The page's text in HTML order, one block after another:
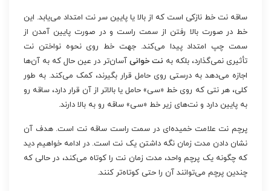
ساقه نت خط نازکی است که از بالا یا پایین سر نت امتداد می‌یابد. این
خط در صورت بالا رفتن از سمت راست و در صورت پایین آمدن از
سمت چپ امتداد پیدا می‌کند. جهت خط روی نحوه نواختن نت
تأثیری نمی‌گذارد، بلکه به نت خوانی آسان‌تر در عین حال که به آن‌ها
اجازه می‌دهد به درستی روی حامل قرار بگیرند، کمک می‌کند. به طور
کلی، هر نتی که روی خط «سی» حامل یا بالاتر از آن قرار دارد، ساقه رو
به پایین دارد و نت‌های زیر خط «سی» ساقه رو به بالا دارند.
پرچم نت علامت خمیده‌ای در سمت راست ساقه نت است. هدف آن
نشان دادن مدت زمان نگه داشتن یک نت است. در ادامه خواهیم دید
که چگونه یک پرچم واحد، مدت زمان نت را کوتاه می‌کند، در حالی که
چندین پرچم می‌توانند آن را حتی کوتاه‌تر کنند.